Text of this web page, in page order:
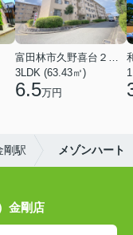
富田林市久野喜台２丁目
3LDK (63.43㎡)
6.5万円
剛駅 メゾンハート
金剛店